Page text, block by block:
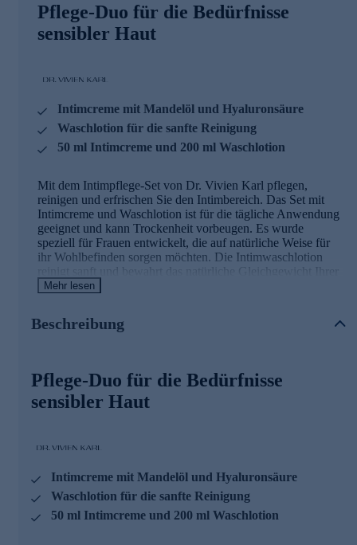
Pflege-Duo für die Bedürfnisse
sensibler Haut
Intimcreme mit Mandelöl und Hyaluronsäure
Waschlotion für die sanfte Reinigung
50 ml Intimcreme und 200 ml Waschlotion
Mit dem Intimpflege-Set von Dr. Vivien Karl pflegen,
reinigen und erfrischen Sie den Intimbereich. Das Set mit
Intimcreme und Waschlotion ist für die tägliche Anwendung
geeignet und kann Trockenheit vorbeugen. Es wurde
speziell für Frauen entwickelt, die auf natürliche Weise für
ihr Wohlbefinden sorgen möchten. Die Intimwaschlotion
reinigt sanft und bewahrt das natürliche Gleichgewicht Ihrer
Haut, ohne auszutrocknen. Die Intimcreme 01 ergänzt diese
Intimcreme 01 mit Mandelöl
sicher. Sie ist
insbesondere bei Intimtrockenheit oder zur reinen
Hautpflege geeignet. Wir sorgen dafür, dass nur hochwertige
beruhigen, sie bekommt mehr Feuchtigkeit und mit 4,2 den
Mit Ihrem täglichen Cremeritual lassen Sie Ihrer Vulva die
Pflege zukommen, die sie verdient.
Mehr lesen
Beschreibung
Pflege-Duo für die Bedürfnisse
sensibler Haut
Intimcreme mit Mandelöl und Hyaluronsäure
Waschlotion für die sanfte Reinigung
50 ml Intimcreme und 200 ml Waschlotion